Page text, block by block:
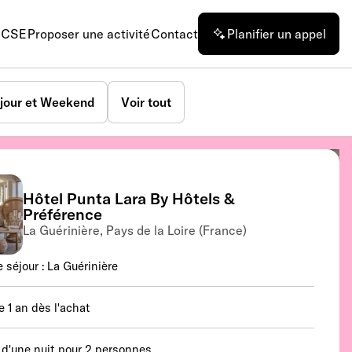
Proposer une activitéContact Planifier un appel
et Weekend Voir tout
Hôtel Punta Lara By Hôtels &
Préférence
La Guérinière, Pays de la Loire (France)
séjour : La Guérinière
1 an dès l'achat